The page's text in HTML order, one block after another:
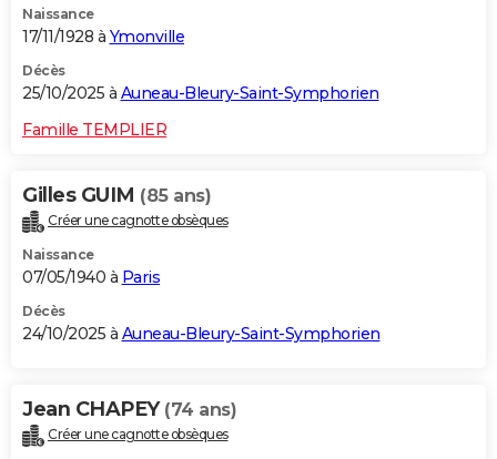
Naissance
17/11/1928 à Ymonville
Décès
25/10/2025 à Auneau-Bleury-Saint-Symphorien
Famille TEMPLIER
Gilles GUIM (85 ans)
Créer une cagnotte obsèques
Naissance
07/05/1940 à Paris
Décès
24/10/2025 à Auneau-Bleury-Saint-Symphorien
Jean CHAPEY (74 ans)
Créer une cagnotte obsèques